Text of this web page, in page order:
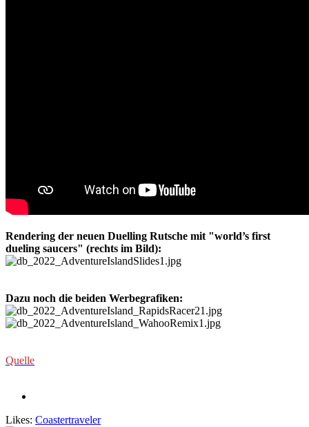
Rendering der neuen Duelling Rutsche mit "world’s first
dueling saucers" (rechts im Bild):
Dazu noch die beiden Werbegrafiken:
Quelle
Likes: Coastertraveler